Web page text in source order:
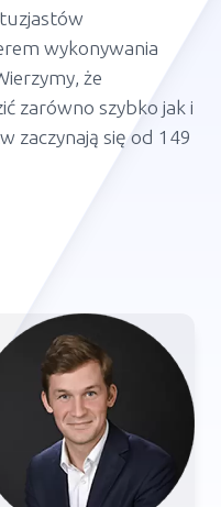
wykonywania
że
zarówno szybko jak i
zaczynają się od 149